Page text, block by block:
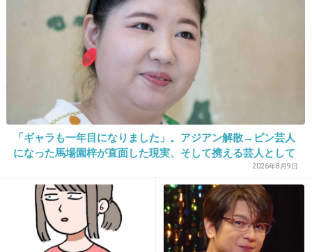
2013/04/28(日) 21:42:18
何したらこう言う立場になるの
20. 匿名 2013/04/28(日) 21:42:22
もう選挙なんかやめたらいいのに
+39
「ギャラも一年目になりました」。アジアン解散→ピン芸人
になった馬場園梓が直面した現実、そして携える芸人として
2026年8月9日